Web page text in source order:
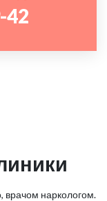
42
врачом наркологом.